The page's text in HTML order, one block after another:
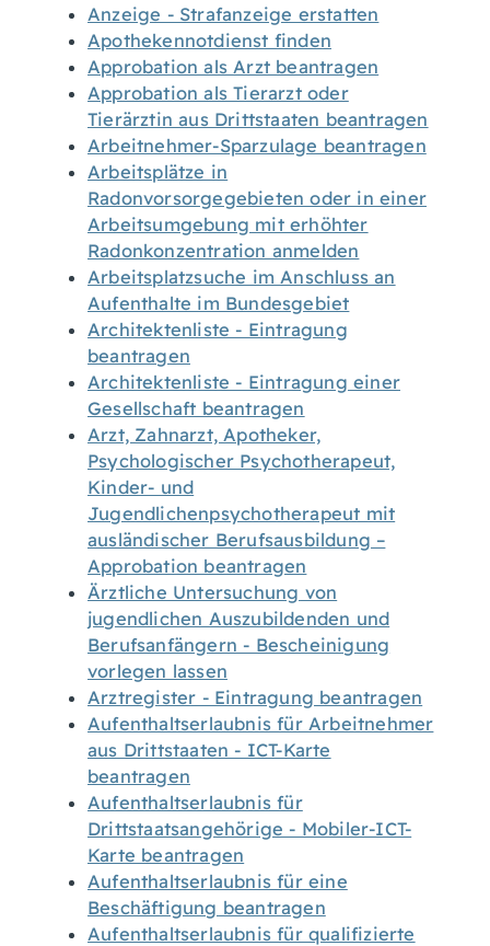
Anzeige - Strafanzeige erstatten
Apothekennotdienst finden
Approbation als Arzt beantragen
Approbation als Tierarzt oder
Tierärztin aus Drittstaaten beantragen
Arbeitnehmer-Sparzulage beantragen
Arbeitsplätze in
Radonvorsorgegebieten oder in einer
Arbeitsumgebung mit erhöhter
Radonkonzentration anmelden
Arbeitsplatzsuche im Anschluss an
Aufenthalte im Bundesgebiet
Architektenliste - Eintragung
beantragen
Architektenliste - Eintragung einer
Gesellschaft beantragen
Arzt, Zahnarzt, Apotheker,
Psychologischer Psychotherapeut,
Kinder- und
Jugendlichenpsychotherapeut mit
ausländischer Berufsausbildung –
Approbation beantragen
Ärztliche Untersuchung von
jugendlichen Auszubildenden und
Berufsanfängern - Bescheinigung
vorlegen lassen
Arztregister - Eintragung beantragen
Aufenthaltserlaubnis für Arbeitnehmer
aus Drittstaaten - ICT-Karte
beantragen
Aufenthaltserlaubnis für
Drittstaatsangehörige - Mobiler-ICT-
Karte beantragen
Aufenthaltserlaubnis für eine
Beschäftigung beantragen
Aufenthaltserlaubnis für qualifizierte